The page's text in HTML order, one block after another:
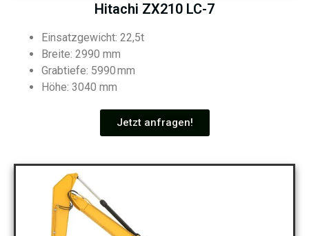
Hitachi ZX210 LC-7
Einsatzgewicht: 22,5t
Breite: 2990 mm
Grabtiefe: 5990 mm
Höhe: 3040 mm
Jetzt anfragen!